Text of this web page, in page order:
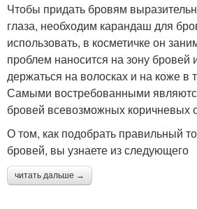
Чтобы придать бровям
глаза, необходим карандаш для
использовать, в косметичке он
проблем наносится на зону бровей
держаться на волосках и на коже в
Самыми востребованными
бровей всевозможных коричневых
О том, как подобрать правильный
бровей, вы узнаете из следующего
читать дальше →